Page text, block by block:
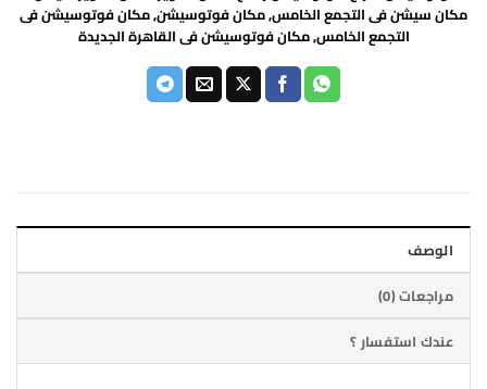
CLOSE
مكان سيشن فى التجمع الخامس,مكان فوتوسيشن,مكان فوتوسيشن فى
التجمع الخامس,مكان فوتوسيشن فى القاهرة الجديدة
الوصف
مراجعات (0)
عندك استفسار ؟